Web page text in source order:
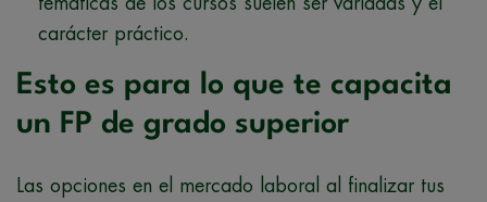
carácter práctico.
Esto es para lo que te capacita
un FP de grado superior
Las opciones en el mercado laboral al finalizar tus